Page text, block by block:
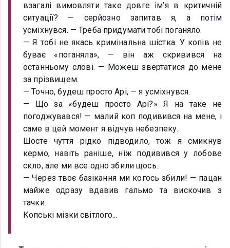
взагалі вимовляти таке довге ім’я в критичній
ситуації? — серйозно запитав я, а потім
усміхнувся. — Треба придумати тобі поганяло.
— Я тобі не якась кримінальна шістка. У копів не
буває «поганяла», — він аж скривився на
останньому слові. — Можеш звертатися до мене
за прізвищем.
— Точно, будеш просто Арі, — я усміхнувся.
— Що за «будеш просто Арі?» Я на таке не
погоджувався! — малий коп подивився на мене, і
саме в цей момент я відчув небезпеку.
Шосте чуття рідко підводило, тож я смикнув
кермо, навіть раніше, ніж подивився у лобове
скло, але ми все одно збили щось.
— Через твоє базікання ми когось збили! — пацан
майже одразу вдавив гальмо та вискочив з
тачки.
Копські мізки світлого...